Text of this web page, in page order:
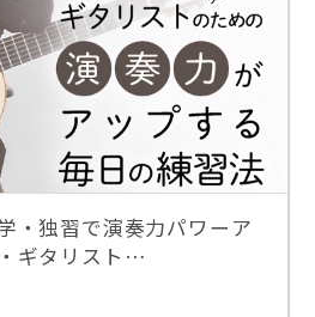
・独習で演奏力パワーア
ギタリスト…